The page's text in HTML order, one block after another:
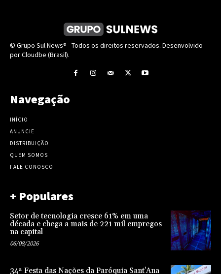
© Grupo Sul News® - Todos os direitos reservados. Desenvolvido
por Cloudbe (Brasil).
Navegação
INÍCIO
ANUNCIE
DISTRIBUIÇÃO
QUEM SOMOS
FALE CONOSCO
+ Populares
Setor de tecnologia cresce 61% em uma
década e chega a mais de 221 mil empregos
na capital
06/08/2026
34ª Festa das Nações da Paróquia Sant’Ana